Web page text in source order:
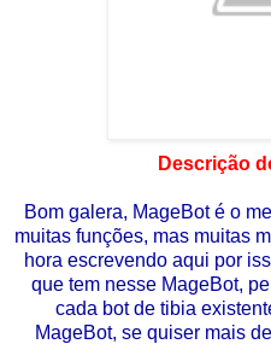
Descrição
Bom galera, MageBot é o
muitas funções, mas muitas
hora escrevendo aqui por
que tem nesse MageBot,
cada bot de tibia
MageBot, se quiser mais